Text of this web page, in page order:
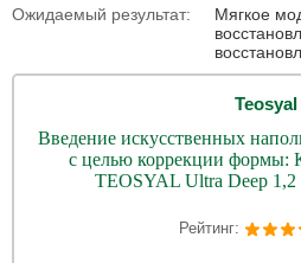
Ожидаемый результат:
Мягкое
Teosyal
Введение искусственных
с целью коррекции формы:
TEOSYAL Ultra Deep
Рейтинг: